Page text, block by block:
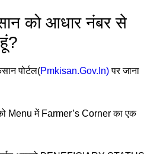
को आधार नंबर से
पोर्टल(Pmkisan.Gov.In)पर जाना
Menu में Farmer’s Corner का एक